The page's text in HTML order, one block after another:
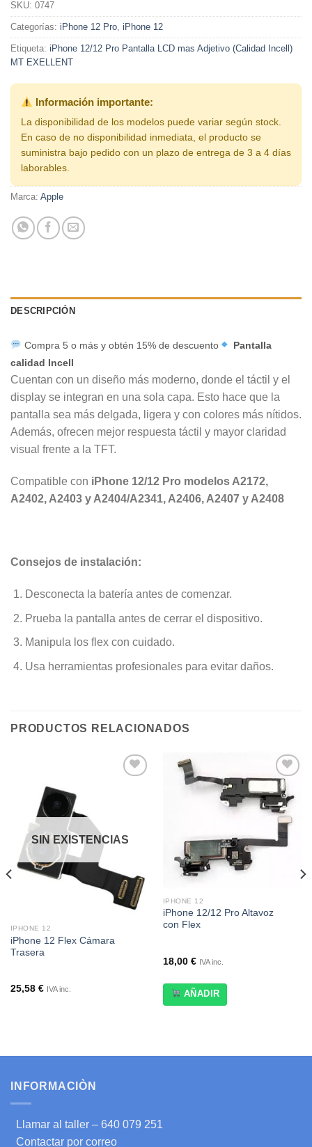
SKU: 0747
Categorías: iPhone 12 Pro, iPhone 12
Etiqueta: iPhone 12/12 Pro Pantalla LCD mas Adjetivo (Calidad Incell)
MT EXELLENT
Información importante:
La disponibilidad de los modelos puede variar según stock.
En caso de no disponibilidad inmediata, el producto se
suministra bajo pedido con un plazo de entrega de 3 a 4 días
laborables.
Marca: Apple
DESCRIPCIÓN
Compra 5 o más y obtén 15% de descuento
Pantalla
calidad Incell
Cuentan con un diseño más moderno, donde el táctil y el
display se integran en una sola capa. Esto hace que la
pantalla sea más delgada, ligera y con colores más nítidos.
Además, ofrecen mejor respuesta táctil y mayor claridad
visual frente a la TFT.
Compatible con iPhone 12/12 Pro modelos A2172,
A2402, A2403 y A2404/A2341, A2406, A2407 y A2408
Consejos de instalación:
Desconecta la batería antes de comenzar.
Prueba la pantalla antes de cerrar el dispositivo.
Manipula los flex con cuidado.
Usa herramientas profesionales para evitar daños.
PRODUCTOS RELACIONADOS
SIN EXISTENCIAS
IPHONE 12
iPhone 12 Flex Cámara
Trasera
25,58 € IVA inc.
Añadir
a la
lista de
deseos
IPHONE 12
iPhone 12/12 Pro Altavoz
con Flex
18,00 € IVA inc.
AÑADIR
INFORMACIÒN
Llamar al taller – 640 079 251
Contactar por correo